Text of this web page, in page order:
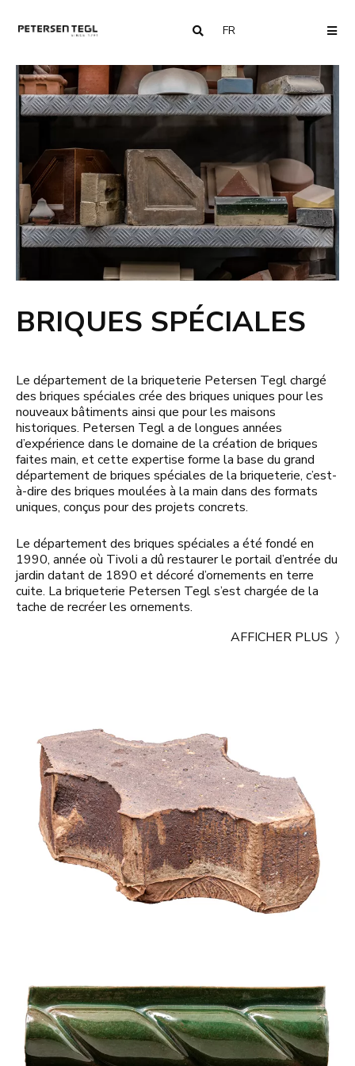
FR
BRIQUES SPÉCIALES
Le département de la briqueterie Petersen Tegl chargé
des briques spéciales crée des briques uniques pour les
nouveaux bâtiments ainsi que pour les maisons
historiques. Petersen Tegl a de longues années
d’expérience dans le domaine de la création de briques
faites main, et cette expertise forme la base du grand
département de briques spéciales de la briqueterie, c’est-
à-dire des briques moulées à la main dans des formats
uniques, conçus pour des projets concrets.
Le département des briques spéciales a été fondé en
1990, année où Tivoli a dû restaurer le portail d’entrée du
jardin datant de 1890 et décoré d’ornements en terre
cuite. La briqueterie Petersen Tegl s’est chargée de la
tache de recréer les ornements.
AFFICHER PLUS 〉